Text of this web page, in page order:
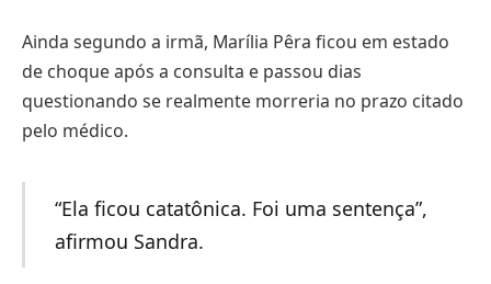
Ainda segundo a irmã, Marília Pêra ficou em estado
de choque após a consulta e passou dias
questionando se realmente morreria no prazo citado
pelo médico.
“Ela ficou catatônica. Foi uma sentença”,
afirmou Sandra.